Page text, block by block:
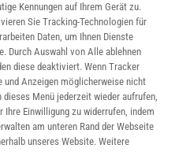
Kennungen auf Ihrem Gerät zu.
Sie Tracking-Technologien für
Daten, um Ihnen Dienste
Durch Auswahl von Alle ablehnen
diese deaktiviert. Wenn Tracker
Anzeigen möglicherweise nicht
Menü jederzeit wieder aufrufen,
Ihre Einwilligung zu widerrufen, indem
am unteren Rand der Webseite
unseres Website. Weitere